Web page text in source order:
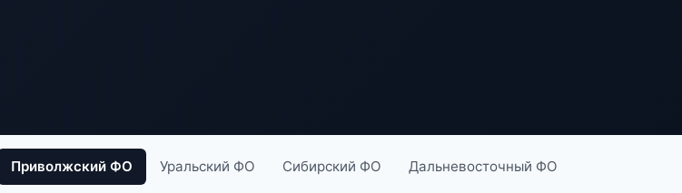
Приволжский ФО Уральский ФО Сибирский ФО Дальневосточный ФО